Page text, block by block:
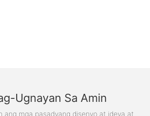
Ugnayan Sa Amin
ang mga pasadyang disenyo at ideya at